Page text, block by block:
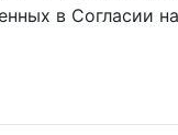
в Согласии